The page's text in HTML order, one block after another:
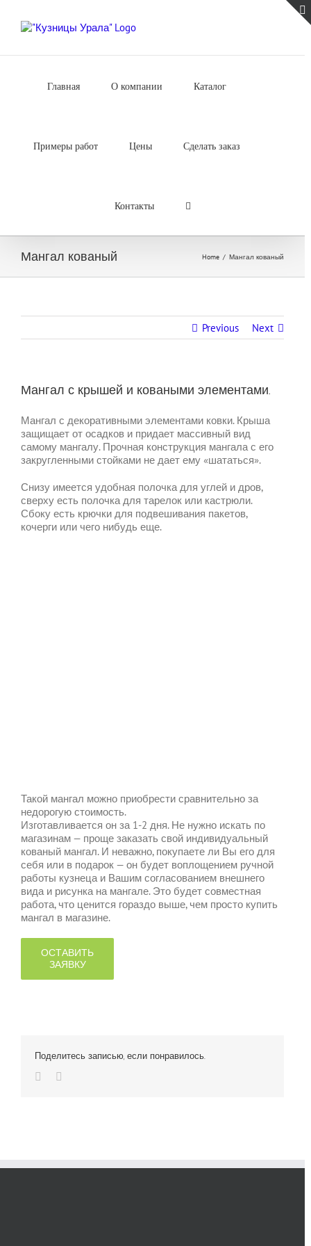
content
Главная О компании Каталог
Примеры работ Цены Сделать заказ
Контакты
Мангал кованый Home / Мангал кованый
Previous Next
Мангал с крышей и коваными элементами.
Мангал с декоративными элементами ковки. Крыша
защищает от осадков и придает массивный вид
самому мангалу. Прочная конструкция мангала с его
закругленными стойками не дает ему «шататься».
Снизу имеется удобная полочка для углей и дров,
сверху есть полочка для тарелок или кастрюли.
Сбоку есть крючки для подвешивания пакетов,
кочерги или чего нибудь еще.
Такой мангал можно приобрести сравнительно за
недорогую стоимость.
Изготавливается он за 1-2 дня. Не нужно искать по
магазинам — проще заказать свой индивидуальный
кованый мангал. И неважно, покупаете ли Вы его для
себя или в подарок — он будет воплощением ручной
работы кузнеца и Вашим согласованием внешнего
вида и рисунка на мангале. Это будет совместная
работа, что ценится гораздо выше, чем просто купить
мангал в магазине.
ОСТАВИТЬ
ЗАЯВКУ
Поделитесь записью, если понравилось.